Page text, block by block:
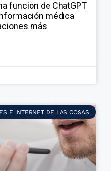
función de ChatGPT
médica
más
E INTERNET DE LAS COSAS